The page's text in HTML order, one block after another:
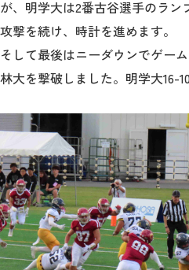
が、明学大は2番古谷選手のラン
攻撃を続け、時計を進めます。
そして最後はニーダウンでゲー
林大を撃破しました。明学大16-